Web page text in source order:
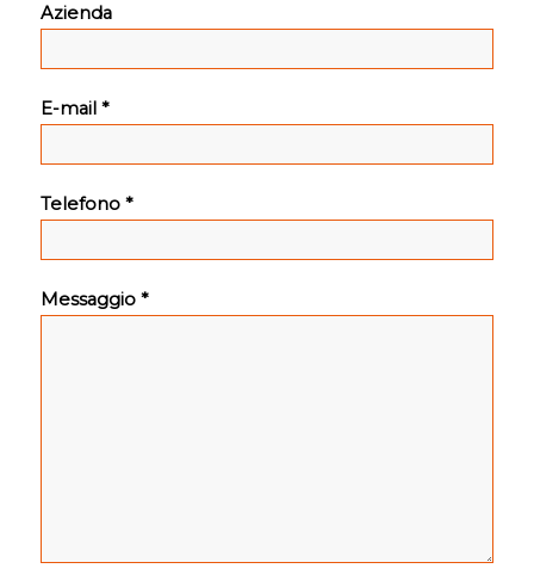
Azienda
E-mail *
Telefono *
Messaggio *